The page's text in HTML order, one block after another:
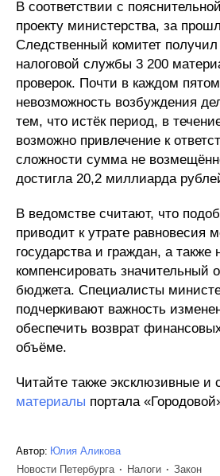
В соответствии с
проекту министерства, за
Следственный комитет
налоговой службы 3 200
проверок. Почти в каждом
невозможность возбуждения
тем, что истёк период, в
возможно привлечение к
сложности сумма не
достигла 20,2 миллиарда
В ведомстве считают, что
приводит к утрате равновесия
государства и граждан, а также
компенсировать значительный
бюджета. Специалисты
подчеркивают важность
обеспечить возврат
объёме.
Читайте также эксклюзивные и
материалы портала
Автор: Юлия Аликова
Новости Петербурга
Налоги Закон